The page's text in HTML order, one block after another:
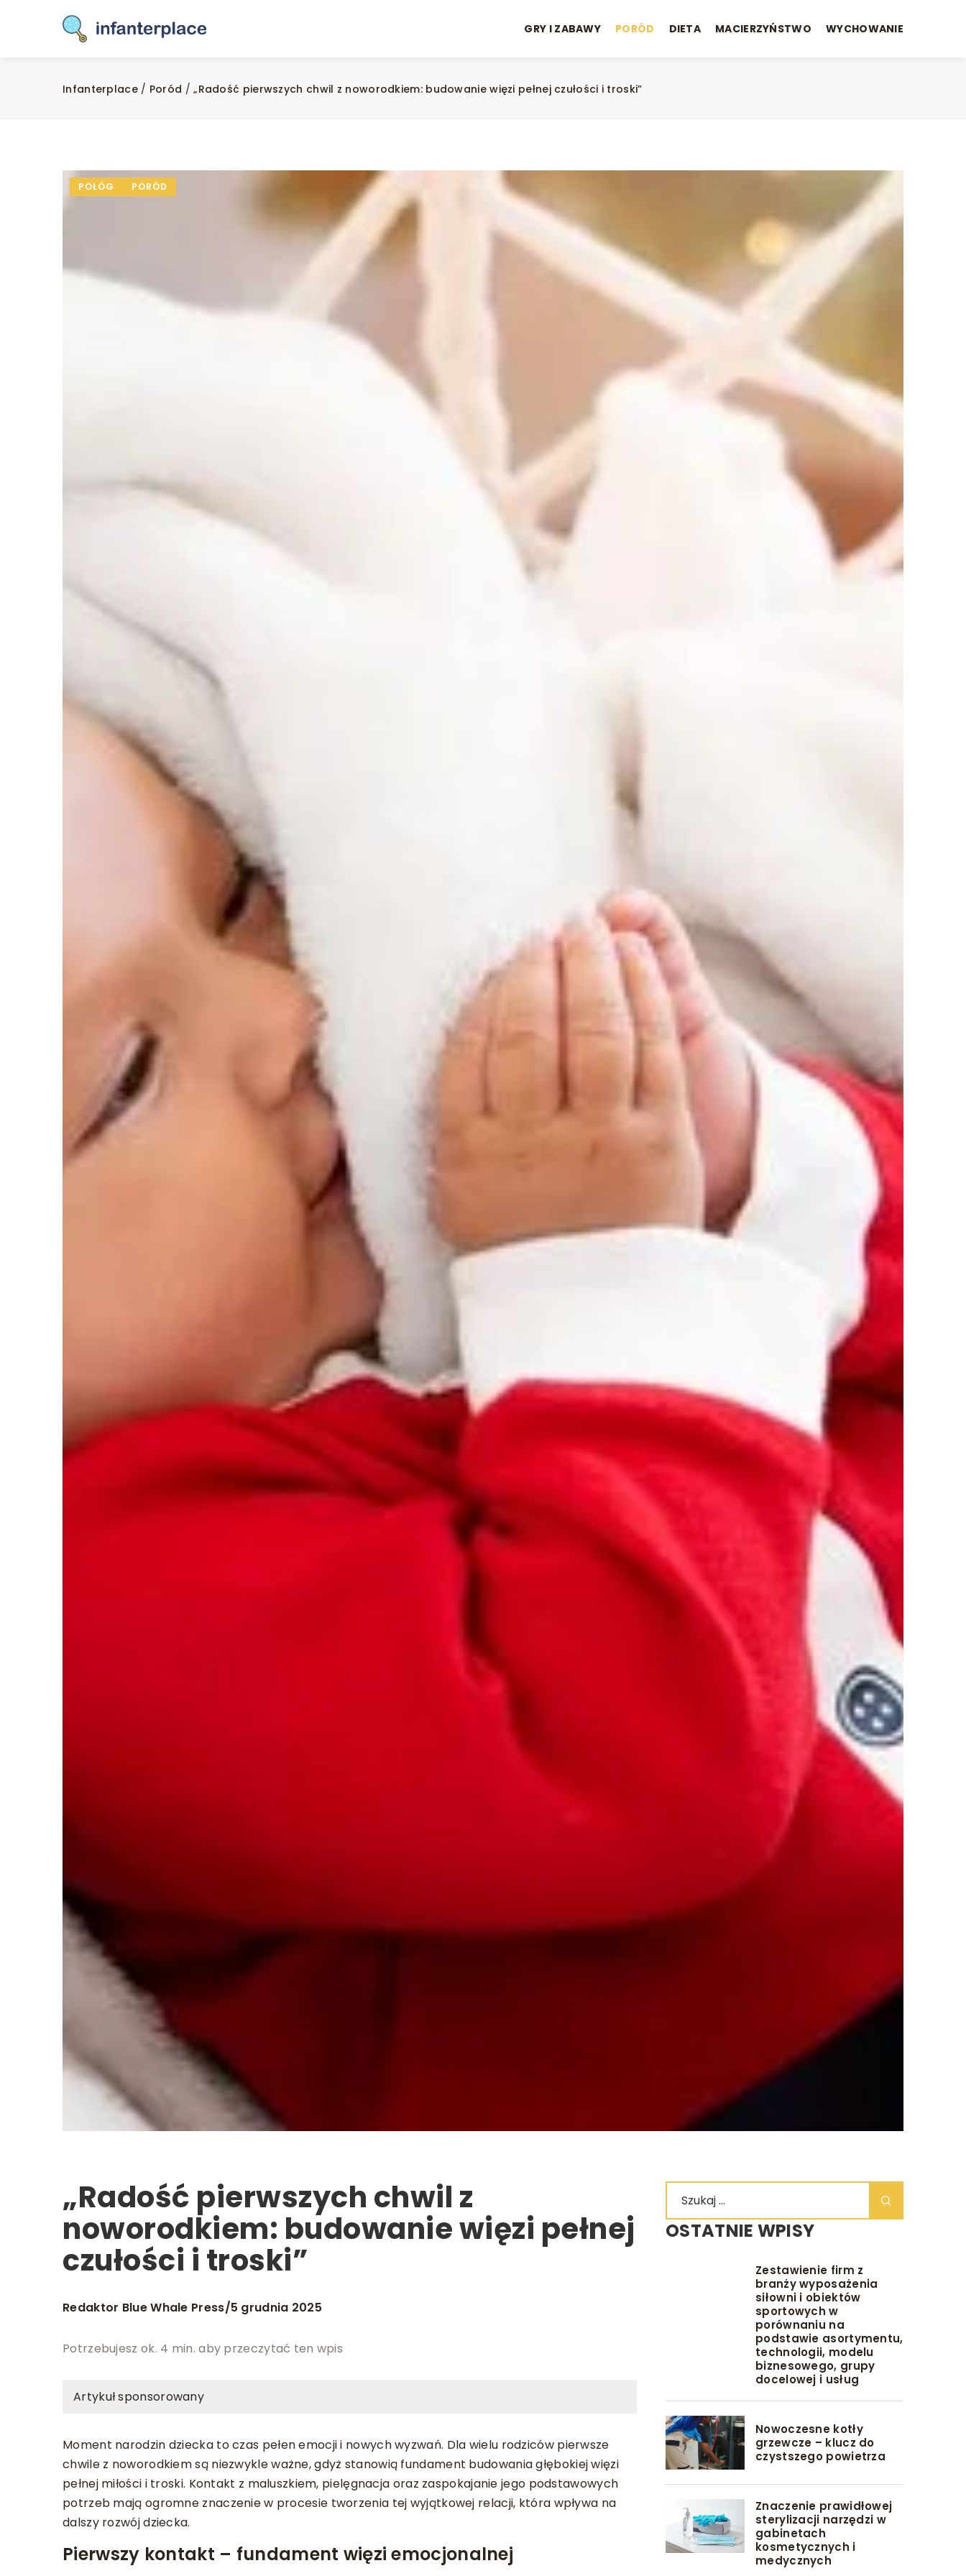
GRY I ZABAWY PORÓD DIETA MACIERZYŃSTWO WYCHOWANIE
Infanterplace/ Poród /„Radość pierwszych chwil z noworodkiem: budowanie więzi pełnej czułości i troski”
POŁÓG PORÓD
„Radość pierwszych chwil z
noworodkiem: budowanie więzi pełnej
czułości i troski”
Redaktor Blue Whale Press/5 grudnia 2025
Potrzebujesz ok. 4 min. aby przeczytać ten wpis
Artykuł sponsorowany
Moment narodzin dziecka to czas pełen emocji i nowych wyzwań. Dla wielu rodziców pierwsze
chwile z noworodkiem są niezwykle ważne, gdyż stanowią fundament budowania głębokiej więzi
pełnej miłości i troski. Kontakt z maluszkiem, pielęgnacja oraz zaspokajanie jego podstawowych
potrzeb mają ogromne znaczenie w procesie tworzenia tej wyjątkowej relacji, która wpływa na
dalszy rozwój dziecka.
Pierwszy kontakt – fundament więzi emocjonalnej
OSTATNIE WPISY
Zestawienie firm z
branży wyposażenia
siłowni i obiektów
sportowych w
porównaniu na
podstawie asortymentu,
technologii, modelu
biznesowego, grupy
docelowej i usług
Nowoczesne kotły
grzewcze – klucz do
czystszego powietrza
Znaczenie prawidłowej
sterylizacji narzędzi w
gabinetach
kosmetycznych i
medycznych